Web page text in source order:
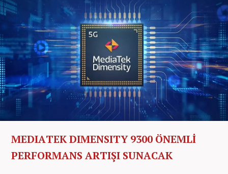
MEDIATEK DIMENSITY 9300 ÖNEMLİ
PERFORMANS ARTIŞI SUNACAK